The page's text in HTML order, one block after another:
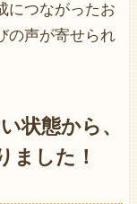
につながったお
の声が寄せられ
状態から、
ました！